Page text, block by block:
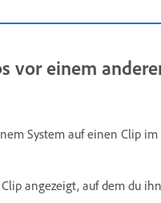
vor einem
System auf einen Clip im
angezeigt, auf dem du